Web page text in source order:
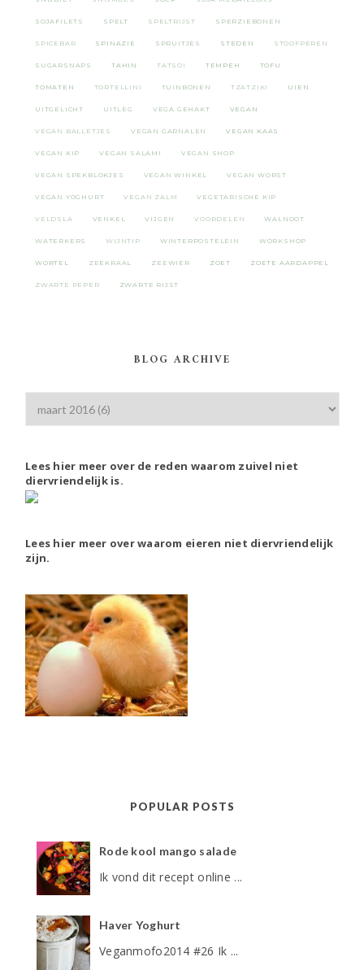
SOJAFILETS SPELT SPELTRIJST SPERZIEBONEN
SPICEBAR SPINAZIE SPRUITJES STEDEN STOOFPEREN
SUGARSNAPS TAHIN TATSOI TEMPEH TOFU
TOMATEN TORTELLINI TUINBONEN TZATZIKI UIEN
UITGELICHT UITLEG VEGA GEHAKT VEGAN
VEGAN BALLETJES VEGAN GARNALEN VEGAN KAAS
VEGAN KIP VEGAN SALAMI VEGAN SHOP
VEGAN SPEKBLOKJES VEGAN WINKEL VEGAN WORST
VEGAN YOGHURT VEGAN ZALM VEGETARISCHE KIP
VELDSLA VENKEL VIJGEN VOORDELEN WALNOOT
WATERKERS WIJNTIP WINTERPOSTELEIN WORKSHOP
WORTEL ZEEKRAAL ZEEWIER ZOET ZOETE AARDAPPEL
ZWARTE PEPER ZWARTE RIJST
BLOG ARCHIVE
Lees hier meer over de reden waarom zuivel niet
diervriendelijk is.
Lees hier meer over waarom eieren niet diervriendelijk
zijn.
POPULAR POSTS
Rode kool mango salade
Ik vond dit recept online ...
Haver Yoghurt
Veganmofo2014 #26 Ik ...